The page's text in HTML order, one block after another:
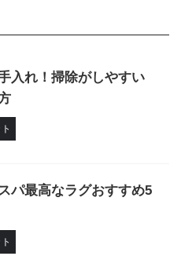
入れ！掃除がしやすい
パ最高なラグおすすめ5